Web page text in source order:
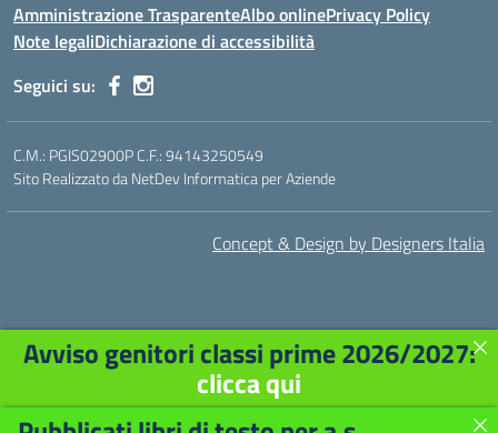
Amministrazione TrasparenteAlbo onlinePrivacy Policy
Note legaliDichiarazione di accessibilità
Seguici su:
C.M.: PGIS02900P C.F.: 94143250549
Sito Realizzato da NetDev Informatica per Aziende
Concept & Design by Designers Italia
Avviso genitori classi prime 2026/2027:
clicca qui